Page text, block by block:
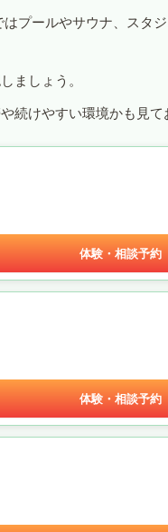
プールやサウナ、スタ
ましょう。
続けやすい環境かも見て
体験・相談予約
体験・相談予約